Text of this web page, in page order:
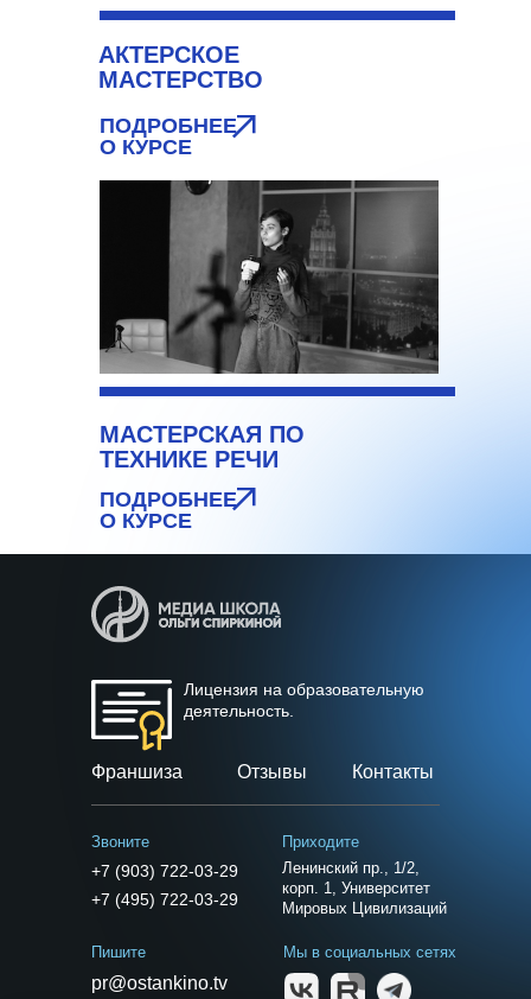
АКТЕРСКОЕ
МАСТЕРСТВО
МАСТЕРСКАЯ ПО
ТЕХНИКЕ РЕЧИ
ПОДРОБНЕЕ
О КУРСЕ
ПОДРОБНЕЕ
О КУРСЕ
Ленинский пр., 1/2,
корп. 1, Университет
Мировых Цивилизаций
Лицензия на образовательную
деятельность.
+7 (903) 722-03-29
pr@ostankino.tv
+7 (495) 722-03-29
Контакты
Отзывы
Франшиза
Пишите
Звоните Приходите
Мы в социальных сетях